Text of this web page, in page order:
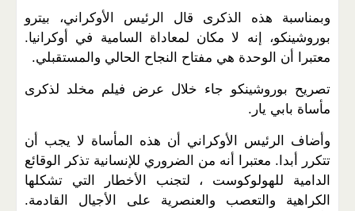
وبمناسبة هذه الذكرى قال الرئيس الأوكراني، بيترو
بوروشينكو، إنه لا مكان لمعاداة السامية في أوكرانيا.
معتبرا أن الوحدة هي مفتاح النجاح الحالي والمستقبلي.
تصريح بوروشينكو جاء خلال عرض فيلم مخلد لذكرى
مأساة بابي يار.
وأضاف الرئيس الأوكراني أن هذه المأساة لا يجب أن
تتكرر أبدا. معتبرا أنه من الضروري للإنسانية تذكر الوقائع
الدامية للهولوكوست ، لتجنب الأخطار التي تشكلها
الكراهية والتعصب والعنصرية على الأجيال القادمة.